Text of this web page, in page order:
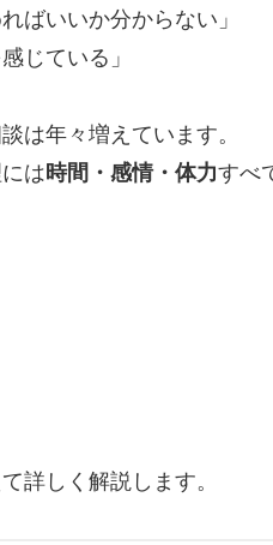
ばいいか分からない」
じている」
は年々増えています。
は時間・感情・体力すべ
詳しく解説します。